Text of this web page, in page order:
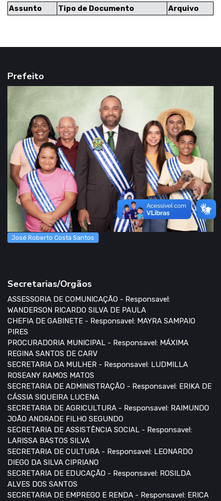
Assunto Tipo de Documento Arquivo
Prefeito
José Roberto Costa Santos
Secretarias/Orgãos
ASSESSORIA DE COMUNICAÇÃO - Responsavel:
WANDERSON RICARDO SILVA DE PAULA
CHEFIA DE GABINETE - Responsavel: MAYRA SAMPAIO
PIRES
PROCURADORIA MUNICIPAL - Responsavel: MÁXIMA
REGINA SANTOS DE CARV
SECRETARIA DA MULHER - Responsavel: LUDMILLA
ROSEANY RAMOS MATOS
SECRETARIA DE ADMINISTRAÇÃO - Responsavel: ERIKA DE
CÁSSIA SIQUEIRA LUCENA
SECRETARIA DE AGRICULTURA - Responsavel: RAIMUNDO
JOÃO ANDRADE FILHO SEGUNDO
SECRETARIA DE ASSISTÊNCIA SOCIAL - Responsavel:
LARISSA BASTOS SILVA
SECRETARIA DE CULTURA - Responsavel: LEONARDO
DIEGO DA SILVA CIPRIANO
SECRETARIA DE EDUCAÇÃO - Responsavel: ROSILDA
ALVES DOS SANTOS
SECRETARIA DE EMPREGO E RENDA - Responsavel: ERICA